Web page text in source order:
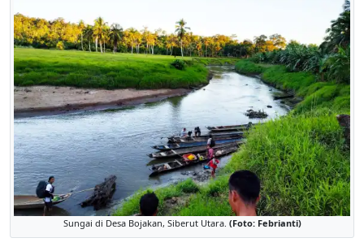
Sungai di Desa Bojakan, Siberut Utara. (Foto: Febrianti)